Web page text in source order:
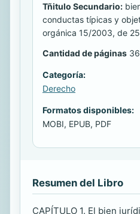
Tñitulo Secundario:
conductas típicas y
orgánica 15/2003, de
Cantidad de páginas
Categoría:
Derecho
Formatos disponibles:
MOBI, EPUB, PDF
Resumen del Libro
CAPÍTULO 1. El bien